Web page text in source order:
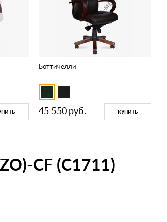
Боттичелли
45 550 руб. КУПИТЬ
CF (С1711)